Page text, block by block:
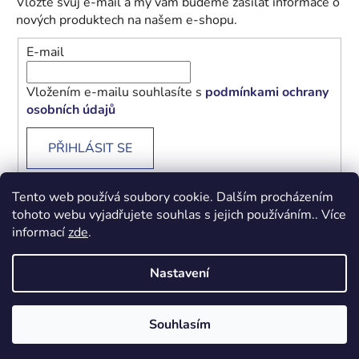
Tento web používá soubory cookie. Dalším procházením
tohoto webu vyjadřujete souhlas s jejich používáním.. Více
informacízde.
Nastavení
Souhlasím
nových produktech na našem e-shopu.
E-mail
Vložením e-mailu souhlasíte s podmínkami ochrany
osobních údajů
PŘIHLÁSIT SE
Obchodní podmínky Podmínky ochrany osobních údajů
Vytvořil Shoptet
Beránek - Levné knihy
vyhrazena.